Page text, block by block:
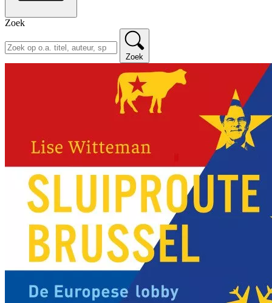
Zoek
Zoek